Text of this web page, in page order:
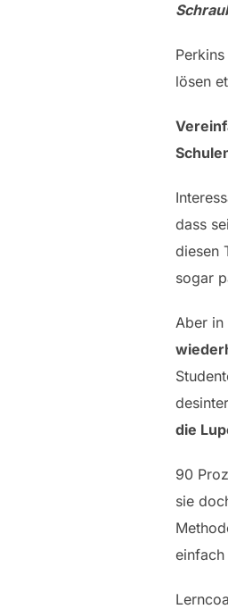
lösen
dass
diesen
sogar
Aber in
die
90
sie